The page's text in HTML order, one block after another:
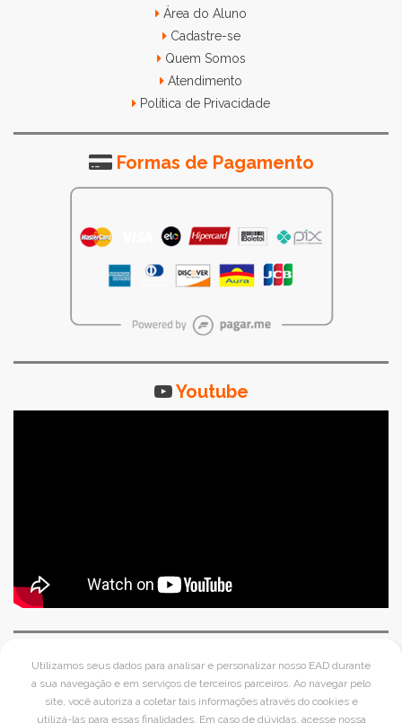
Área do Aluno
Cadastre-se
Quem Somos
Atendimento
Política de Privacidade
Formas de Pagamento
Youtube
Facebook
Utilizamos seus dados para analisar e personalizar nosso EAD durante
a sua navegação e em serviços de terceiros parceiros. Ao navegar pelo
site, você autoriza a coletar tais informações através do cookies e
utilizá-las para essas finalidades. Em caso de dúvidas, acesse nossa